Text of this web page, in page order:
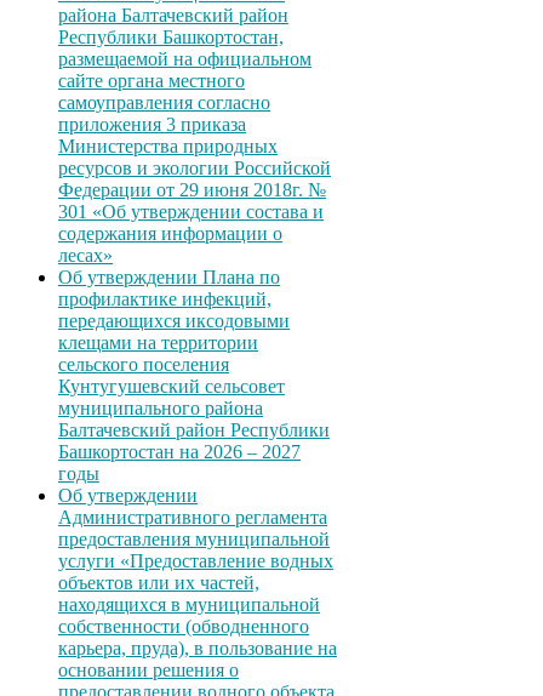
района Балтачевский район
Республики Башкортостан,
размещаемой на официальном
сайте органа местного
самоуправления согласно
приложения 3 приказа
Министерства природных
ресурсов и экологии Российской
Федерации от 29 июня 2018г. №
301 «Об утверждении состава и
содержания информации о
лесах»
Об утверждении Плана по
профилактике инфекций,
передающихся иксодовыми
клещами на территории
сельского поселения
Кунтугушевский сельсовет
муниципального района
Балтачевский район Республики
Башкортостан на 2026 – 2027
годы
Об утверждении
Административного регламента
предоставления муниципальной
услуги «Предоставление водных
объектов или их частей,
находящихся в муниципальной
собственности (обводненного
карьера, пруда), в пользование на
основании решения о